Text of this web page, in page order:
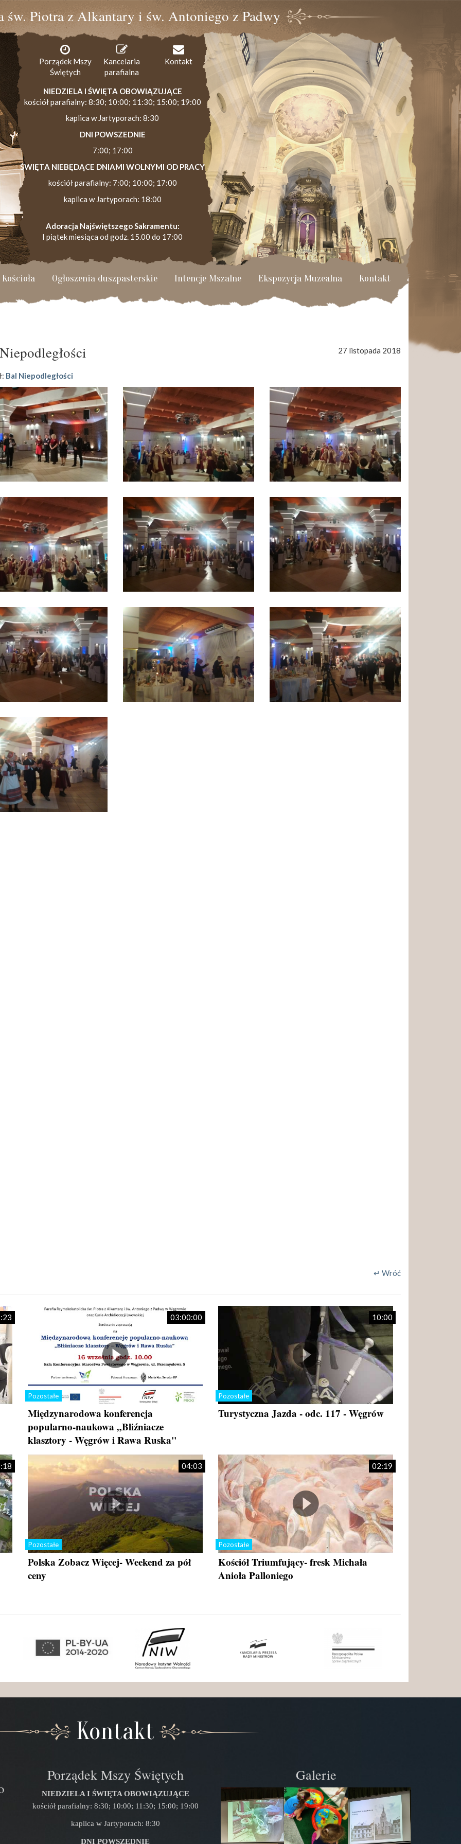
św. Piotra z Alkantary i św. Antoniego z Padwy
Porządek Mszy
Świętych
Kancelaria
parafialna
Kontakt
NIEDZIELA I ŚWIĘTA OBOWIĄZUJĄCE
kościół parafialny: 8:30; 10:00; 11:30; 15:00; 19:00
kaplica w Jartyporach: 8:30
DNI POWSZEDNIE
7:00; 17:00
ŚWIĘTA NIEBĘDĄCE DNIAMI WOLNYMI OD PRACY
kościół parafialny: 7:00; 10:00; 17:00
kaplica w Jartyporach: 18:00
Adoracja Najświętszego Sakramentu:
I piątek miesiąca od godz. 15.00 do 17:00
Telefon dyżurny: +48 665 034 305
Zwiedzanie kościoła i ekspozycji muzealnej:
kustosz-przewodnik
Roman Postek + 48 667 684 406
Parafia św. Piotra z Alkantary
i św. Antoniego z Padwy
Adres:
Tadeusza Kościuszki 27a
07-100 Węgrów
tel. (+48) 665 034 305
e-mail: rkosk@op.pl; wegrow.klasztor@drohiczynska.pl
Numer konta:
59 9236 0008 0012 8645 2000 0010
Ogłoszenia duszpasterskie Intencje Mszalne Ekspozycja Muzealna Kontakt
27 listopada 2018
Bal Niepodległości
↵ Wróć
Pozostałe
03:00:00
Międzynarodowa konferencja
popularno-naukowa „Bliźniacze
klasztory - Węgrów i Rawa Ruska"
Pozostałe
10:00
Turystyczna Jazda - odc. 117 - Węgrów
Pozostałe
04:03
Polska Zobacz Więcej- Weekend za pół
ceny
Pozostałe
02:19
Kościół Triumfujący- fresk Michała
Anioła Palloniego
Kontakt
Porządek Mszy Świętych
NIEDZIELA I ŚWIĘTA OBOWIĄZUJĄCE
kościół parafialny: 8:30; 10:00; 11:30; 15:00; 19:00
kaplica w Jartyporach: 8:30
DNI POWSZEDNIE
Galerie